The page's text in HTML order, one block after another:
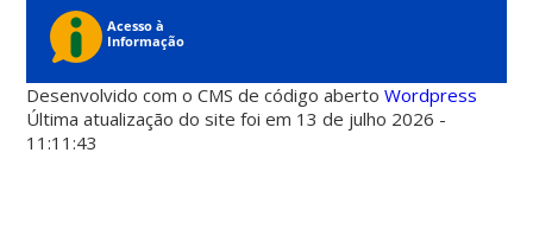
Desenvolvido com o CMS de código abertoWordpress
Última atualização do site foi em 13 de julho 2026 -
11:11:43